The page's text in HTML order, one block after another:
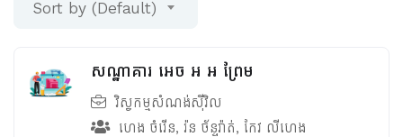
Sort by (Default)
សណ្ឋាគារ អេច អ អ ព្រែម
វិស្វកម្មសំណង់ស៊ីវិល
ហេង ចំរើន, រ៉ន ច័ន្ទរ៉ាត់, កែវ លីហេង